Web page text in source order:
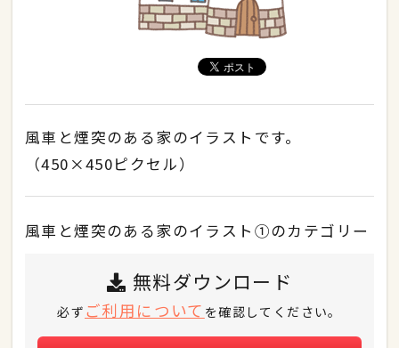
風車と煙突のある家のイラストです。
（450×450ピクセル）
風車と煙突のある家のイラスト①のカテゴリー
無料ダウンロード
必ず ご利用について を確認してください。